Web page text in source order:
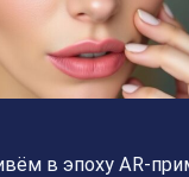
в эпоху